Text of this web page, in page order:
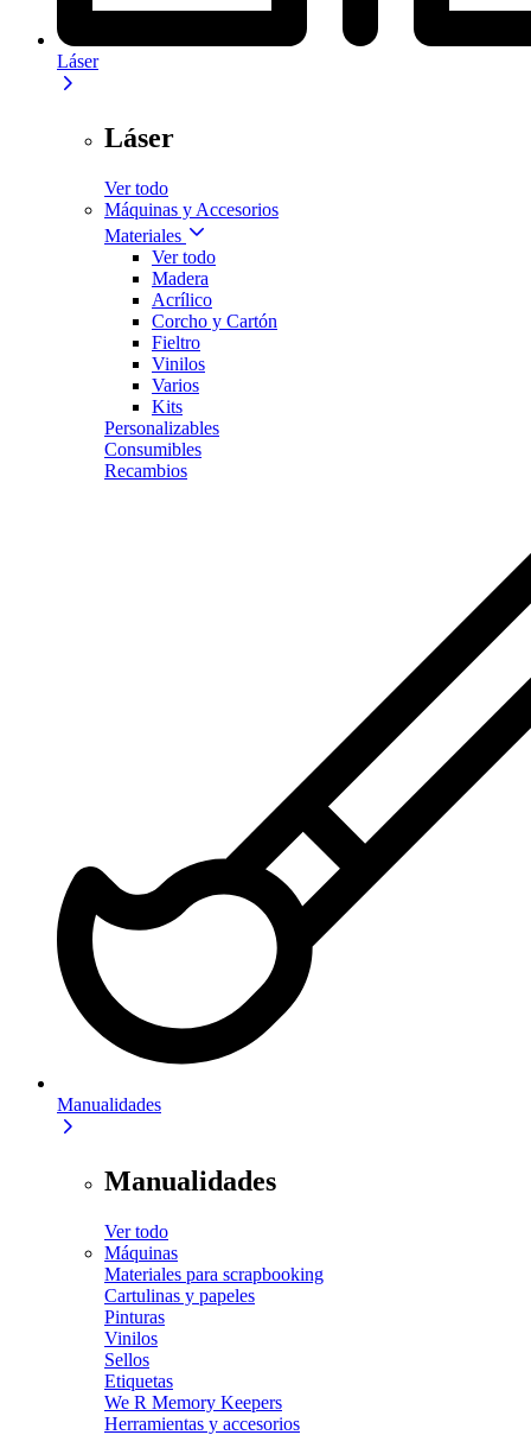
Láser
Láser
Ver todo
Máquinas y Accesorios
Materiales
Ver todo
Madera
Acrílico
Corcho y Cartón
Fieltro
Vinilos
Varios
Kits
Personalizables
Consumibles
Recambios
Manualidades
Manualidades
Ver todo
Máquinas
Materiales para scrapbooking
Cartulinas y papeles
Pinturas
Vinilos
Sellos
Etiquetas
We R Memory Keepers
Herramientas y accesorios